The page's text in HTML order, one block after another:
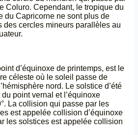
Coluro. Cependant, le tropique du
du Capricorne ne sont plus de
des cercles mineurs parallèles au
d’équinoxe de printemps, est le
céleste où le soleil passe de
nord. Le solstice d’été
du point vernal et l’équinoxe
La collision qui passe par les
est appelée collision d’équinoxe
les solstices est appelée collision